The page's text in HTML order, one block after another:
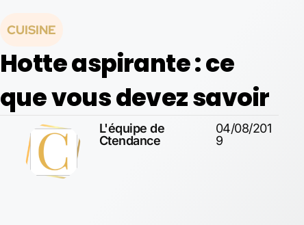
CUISINE
Hotte aspirante : ce
que vous devez savoir
L'équipe de
Ctendance
04/08/201
9